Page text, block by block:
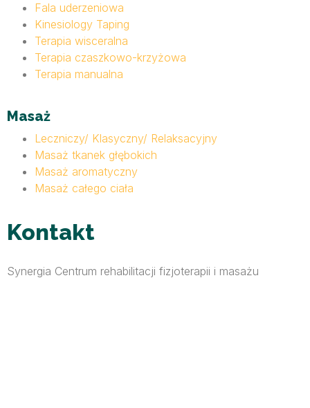
Fala uderzeniowa
Kinesiology Taping
Terapia wisceralna
Terapia czaszkowo-krzyżowa
Terapia manualna
Masaż
Leczniczy/ Klasyczny/ Relaksacyjny
Masaż tkanek głębokich
Masaż aromatyczny
Masaż całego ciała
Kontakt
Synergia Centrum rehabilitacji fizjoterapii i masażu